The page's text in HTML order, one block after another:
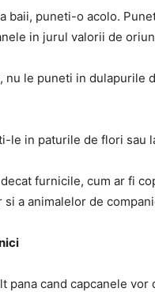
baii, puneti-o acolo.
in jurul valorii de
nu le puneti in dulapurile
le in paturile de flori sau
furnicile, cum ar fi
a animalelor de
pana cand capcanele